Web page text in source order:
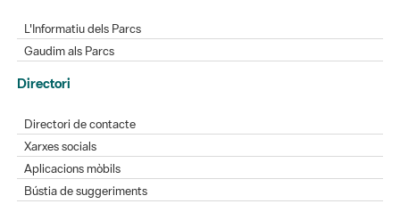
L'Informatiu dels Parcs
Gaudim als Parcs
Directori
Directori de contacte
Xarxes socials
Aplicacions mòbils
Bústia de suggeriments